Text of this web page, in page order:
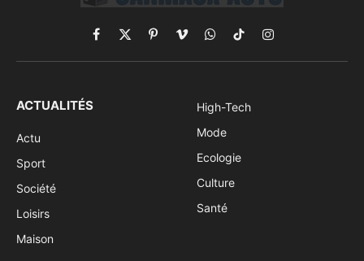
Facebook
X
(Twitter)
PinterestVimeoWhatsApp
TikTokInstagram
ACTUALITÉS
Actu
Sport
Société
Loisirs
Maison
High-Tech
Mode
Ecologie
Culture
Santé